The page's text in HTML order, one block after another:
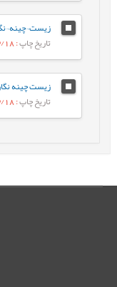
تاریخ چاپ: 1402/03/18
تاریخ چاپ: 1402/03/18